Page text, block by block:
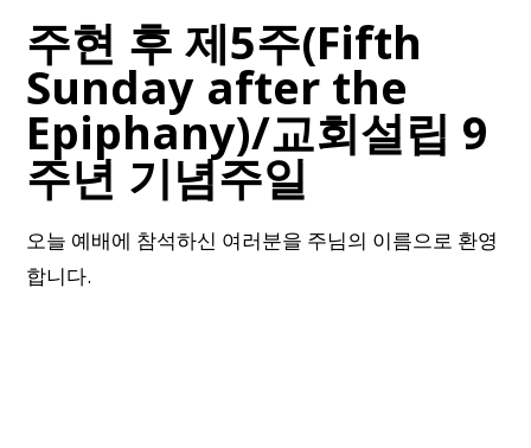
주현 후 제5주(Fifth
Sunday after the
Epiphany)/교회설립 9
주년 기념주일
오늘 예배에 참석하신 여러분을 주님의 이름으로 환영
합니다.